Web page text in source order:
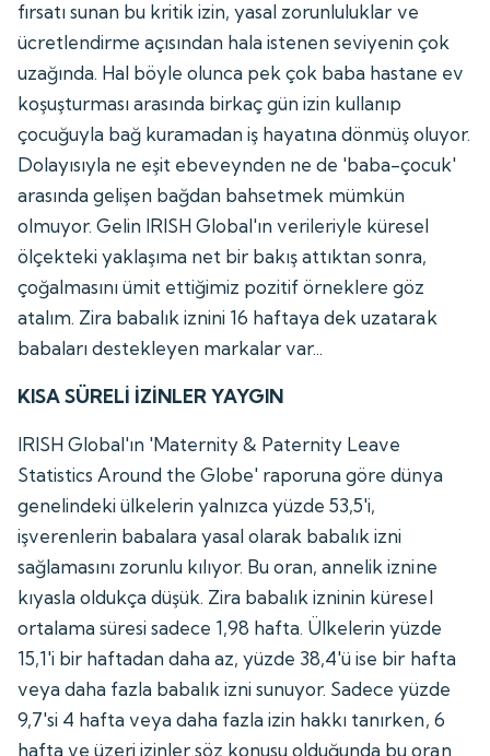
fırsatı sunan bu kritik izin, yasal zorunluluklar ve
ücretlendirme açısından hala istenen seviyenin çok
uzağında. Hal böyle olunca pek çok baba hastane ev
koşuşturması arasında birkaç gün izin kullanıp
çocuğuyla bağ kuramadan iş hayatına dönmüş oluyor.
Dolayısıyla ne eşit ebeveynden ne de 'baba-çocuk'
arasında gelişen bağdan bahsetmek mümkün
olmuyor. Gelin IRISH Global'ın verileriyle küresel
ölçekteki yaklaşıma net bir bakış attıktan sonra,
çoğalmasını ümit ettiğimiz pozitif örneklere göz
atalım. Zira babalık iznini 16 haftaya dek uzatarak
babaları destekleyen markalar var...
KISA SÜRELİ İZİNLER YAYGIN
IRISH Global'ın 'Maternity & Paternity Leave
Statistics Around the Globe' raporuna göre dünya
genelindeki ülkelerin yalnızca yüzde 53,5'i,
işverenlerin babalara yasal olarak babalık izni
sağlamasını zorunlu kılıyor. Bu oran, annelik iznine
kıyasla oldukça düşük. Zira babalık izninin küresel
ortalama süresi sadece 1,98 hafta. Ülkelerin yüzde
15,1'i bir haftadan daha az, yüzde 38,4'ü ise bir hafta
veya daha fazla babalık izni sunuyor. Sadece yüzde
9,7'si 4 hafta veya daha fazla izin hakkı tanırken, 6
hafta ve üzeri izinler söz konusu olduğunda bu oran